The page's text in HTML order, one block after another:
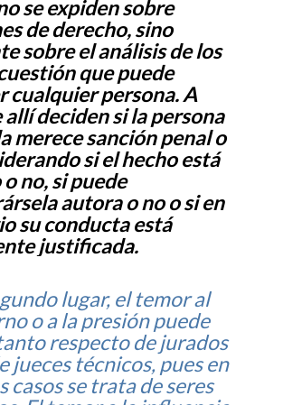
se expiden sobre
de derecho, sino
sobre el análisis de los
que puede
cualquier persona. A
deciden si la persona
merece sanción penal o
si el hecho está
no, si puede
autora o no o si en
su conducta está
justificada.
lugar, el temor al
o a la presión puede
respecto de jurados
jueces técnicos, pues en
casos se trata de seres